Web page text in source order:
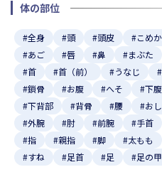
体の部位
#全身 #頭 #頭皮 #こめ
#あご
#唇 #鼻 #まぶた
#首
#首（前） #うなじ
#鎖骨
#お腹 #へそ #下
#下背部
#背骨 #腰 #お
#外腕
#肘 #前腕 #手首
#指
#親指 #脚 #太もも
#すね
#足首 #足 #足の甲